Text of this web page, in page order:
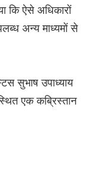
कि ऐसे अधिकारों
अन्य माध्यमों से
सुभाष उपाध्याय
एक कब्रिस्तान